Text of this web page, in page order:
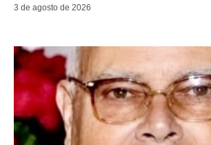
3 de agosto de 2026